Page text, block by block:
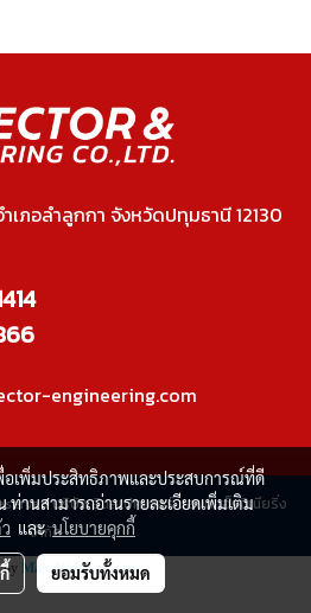
ภอลำลูกกา จังหวัดปทุมธานี 12130
engineering.com
บริษัท อินสเปคเตอร์ แอนด์ เอ็นจิเนียริ่ง
จำกัด
by MakeWebEasy.com
อเพิ่มประสิทธิภาพและประสบการณ์ที่ดี
ท่านสามารถอ่านรายละเอียดเพิ่มเติม
และนโยบายคุกกี้
ยอมรับทั้งหมด